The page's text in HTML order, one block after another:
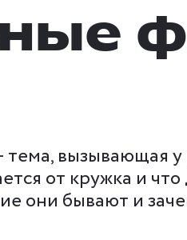
вызывающая
от кружка и
они бывают и